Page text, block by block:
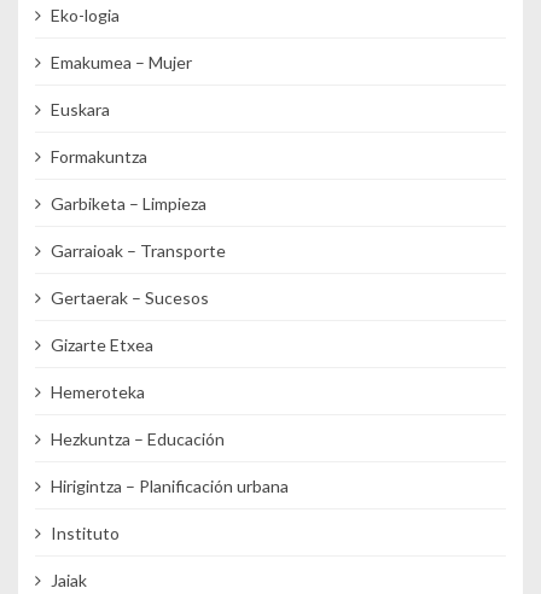
Eko-logia
Emakumea – Mujer
Euskara
Formakuntza
Garbiketa – Limpieza
Garraioak – Transporte
Gertaerak – Sucesos
Gizarte Etxea
Hemeroteka
Hezkuntza – Educación
Hirigintza – Planificación urbana
Instituto
Jaiak